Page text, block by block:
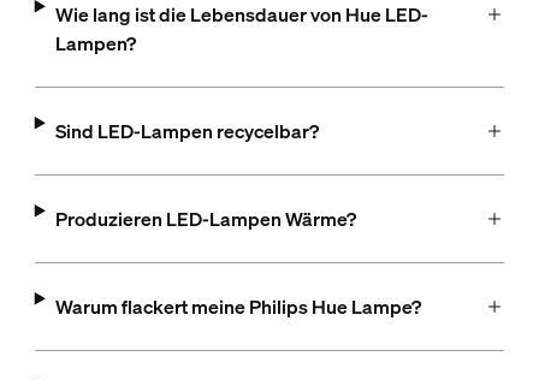
Wie lang ist die Lebensdauer von Hue LED-
Lampen?
Sind LED-Lampen recycelbar?
Produzieren LED-Lampen Wärme?
Warum flackert meine Philips Hue Lampe?